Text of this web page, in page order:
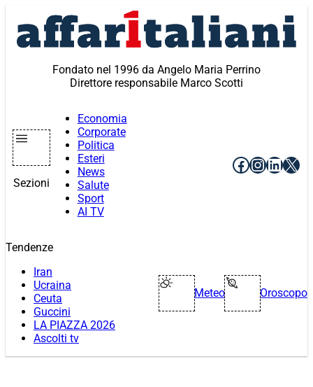
contenuto
Fondato nel 1996 da Angelo Maria Perrino
Direttore responsabile Marco Scotti
Sezioni
Economia
Corporate
Politica
Esteri
News
Salute
Sport
AI TV
Facebook
X
Tendenze
Iran
Ucraina
Ceuta
Guccini
LA PIAZZA 2026
Ascolti tv
Meteo Oroscopo